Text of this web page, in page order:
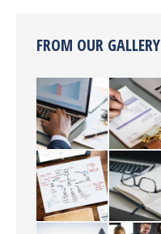
FROM OUR GALLERY